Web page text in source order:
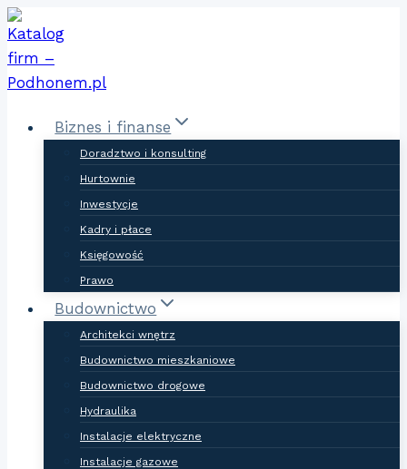
Skip
to
content
Biznes i finanse
Doradztwo i konsulting
Hurtownie
Inwestycje
Kadry i płace
Księgowość
Prawo
Budownictwo
Architekci wnętrz
Budownictwo mieszkaniowe
Budownictwo drogowe
Hydraulika
Instalacje elektryczne
Instalacje gazowe